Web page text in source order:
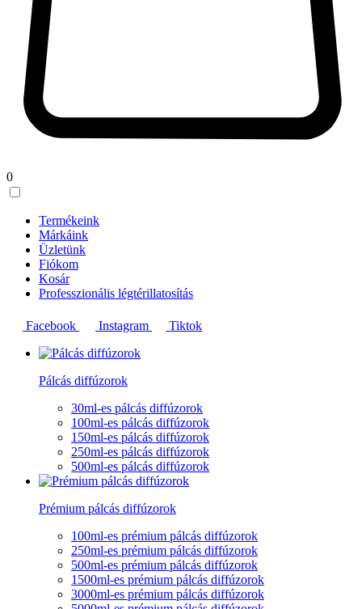
0
Termékeink
Márkáink
Üzletünk
Fiókom
Kosár
Professzionális légtérillatosítás
Facebook Instagram Tiktok
Pálcás diffúzorok
30ml-es pálcás diffúzorok
100ml-es pálcás diffúzorok
150ml-es pálcás diffúzorok
250ml-es pálcás diffúzorok
500ml-es pálcás diffúzorok
Prémium pálcás diffúzorok
100ml-es prémium pálcás diffúzorok
250ml-es prémium pálcás diffúzorok
500ml-es prémium pálcás diffúzorok
1500ml-es prémium pálcás diffúzorok
3000ml-es prémium pálcás diffúzorok